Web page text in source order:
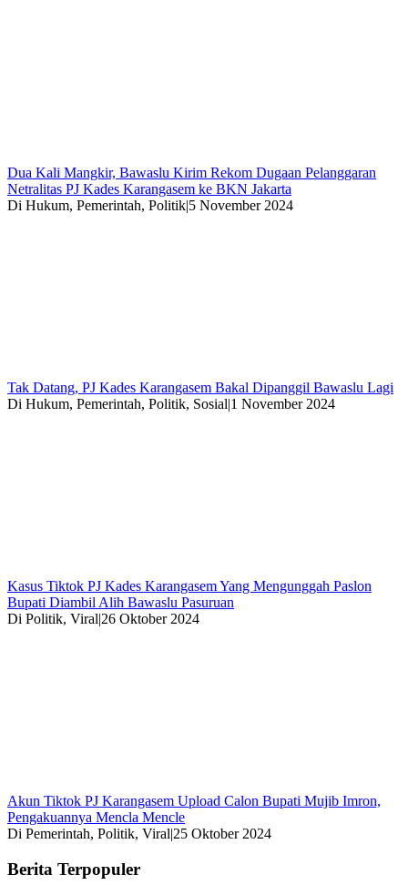
Dua Kali Mangkir, Bawaslu Kirim Rekom Dugaan Pelanggaran
Netralitas PJ Kades Karangasem ke BKN Jakarta
Di Hukum, Pemerintah, Politik|5 November 2024
Tak Datang, PJ Kades Karangasem Bakal Dipanggil Bawaslu Lagi
Di Hukum, Pemerintah, Politik, Sosial|1 November 2024
Kasus Tiktok PJ Kades Karangasem Yang Mengunggah Paslon
Bupati Diambil Alih Bawaslu Pasuruan
Di Politik, Viral|26 Oktober 2024
Akun Tiktok PJ Karangasem Upload Calon Bupati Mujib Imron,
Pengakuannya Mencla Mencle
Di Pemerintah, Politik, Viral|25 Oktober 2024
Berita Terpopuler